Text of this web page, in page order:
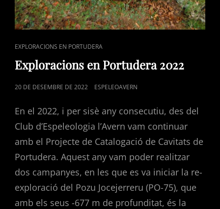
CAT
LINKS
EXPLORACIONS EN PORTUDERA
Exploracions en Portudera 2022
POSTED
20 DE DESEMBRE DE 2022 ESPELEOAVERN
En el 2022, i per sisè any consecutiu, des del
Club d’Espeleologia l’Avern vam continuar
amb el Projecte de Catalogació de Cavitats de
Portudera. Aquest any vam poder realitzar
dos campanyes, en les que es va iniciar la re-
exploració del Pozu Jocejerreru (PO-75), que
amb els seus -677 m de profunditat, és la